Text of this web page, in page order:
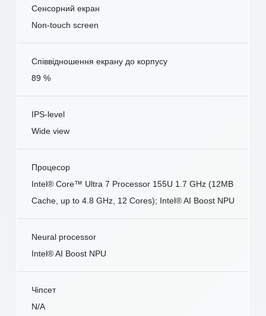
Сенсорний екран
Non-touch screen
Співвідношення екрану до корпусу
89 %
IPS-level
Wide view
Процесор
Intel® Core™ Ultra 7 Processor 155U 1.7 GHz (12MB
Cache, up to 4.8 GHz, 12 Cores); Intel® AI Boost NPU
Neural processor
Intel® AI Boost NPU
Чіпсет
N/A